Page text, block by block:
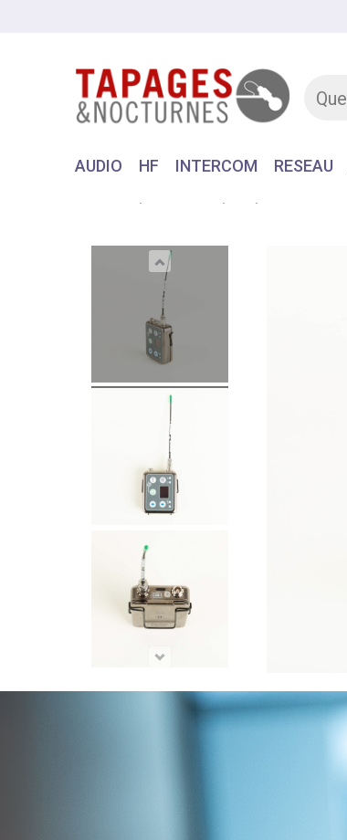
AUDIO HF INTERCOM RESEAU